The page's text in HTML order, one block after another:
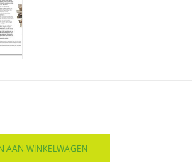
AAN WINKELWAGEN